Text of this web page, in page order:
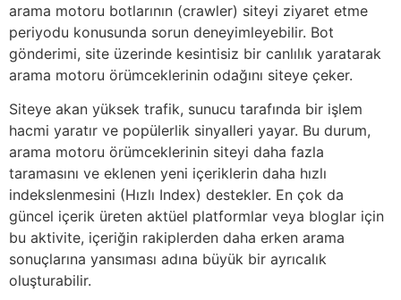
arama motoru botlarının (crawler) siteyi ziyaret etme
periyodu konusunda sorun deneyimleyebilir. Bot
gönderimi, site üzerinde kesintisiz bir canlılık yaratarak
arama motoru örümceklerinin odağını siteye çeker.
Siteye akan yüksek trafik, sunucu tarafında bir işlem
hacmi yaratır ve popülerlik sinyalleri yayar. Bu durum,
arama motoru örümceklerinin siteyi daha fazla
taramasını ve eklenen yeni içeriklerin daha hızlı
indekslenmesini (Hızlı Index) destekler. En çok da
güncel içerik üreten aktüel platformlar veya bloglar için
bu aktivite, içeriğin rakiplerden daha erken arama
sonuçlarına yansıması adına büyük bir ayrıcalık
oluşturabilir.